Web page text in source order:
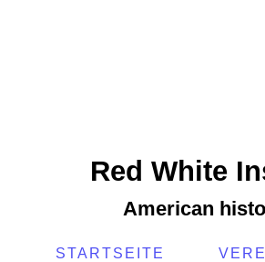
Red White
American
STARTSEITE